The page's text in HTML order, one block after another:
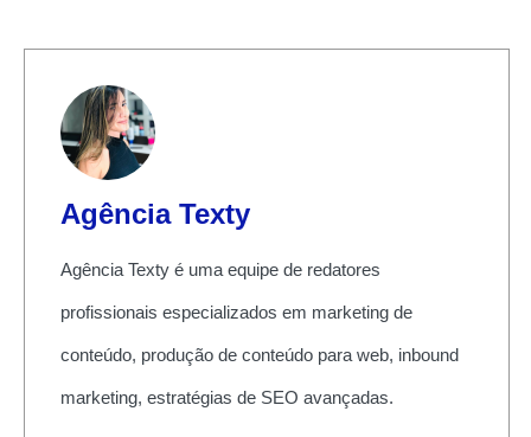
Agência Texty
Agência Texty é uma equipe de redatores
profissionais especializados em marketing de
conteúdo, produção de conteúdo para web, inbound
marketing, estratégias de SEO avançadas.